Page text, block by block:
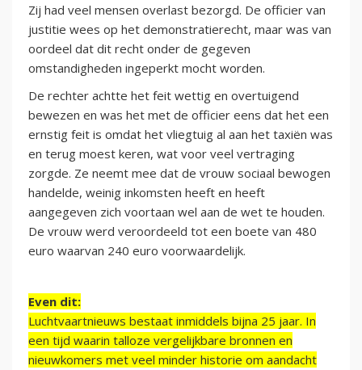
Zij had veel mensen overlast bezorgd. De officier van
justitie wees op het demonstratierecht, maar was van
oordeel dat dit recht onder de gegeven
omstandigheden ingeperkt mocht worden.
De rechter achtte het feit wettig en overtuigend
bewezen en was het met de officier eens dat het een
ernstig feit is omdat het vliegtuig al aan het taxiën was
en terug moest keren, wat voor veel vertraging
zorgde. Ze neemt mee dat de vrouw sociaal bewogen
handelde, weinig inkomsten heeft en heeft
aangegeven zich voortaan wel aan de wet te houden.
De vrouw werd veroordeeld tot een boete van 480
euro waarvan 240 euro voorwaardelijk.
Even dit:
Luchtvaartnieuws bestaat inmiddels bijna 25 jaar. In
een tijd waarin talloze vergelijkbare bronnen en
nieuwkomers met veel minder historie om aandacht